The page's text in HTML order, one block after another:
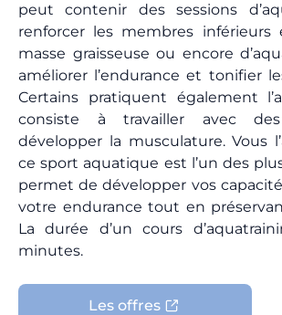
peut contenir des sessions
renforcer les membres
masse graisseuse ou encore
améliorer l’endurance et tonifier
Certains pratiquent également
consiste à travailler avec
développer la musculature. Vous
ce sport aquatique est l’un des
permet de développer vos
votre endurance tout en
La durée d’un cours
minutes.
Les offres